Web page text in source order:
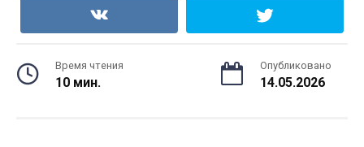
Время чтения
10 мин.
Опубликовано
14.05.2026